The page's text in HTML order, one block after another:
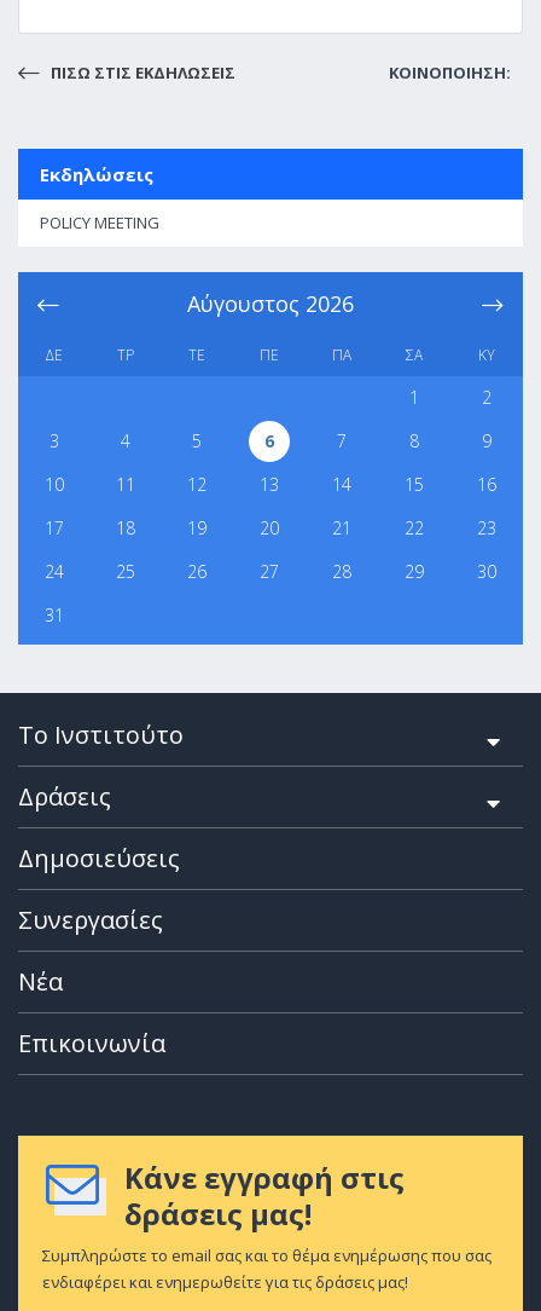
ΠΙΣΩ ΣΤΙΣ ΕΚΔΗΛΩΣΕΙΣ ΚΟΙΝΟΠΟΙΗΣΗ:
Εκδηλώσεις
POLICY MEETING
Αύγουστος 2026
ΔΕ ΤΡ ΤΕ ΠΕ ΠΑ ΣΑ ΚΥ
1
2
3
4 5 6 7 8
9
10
11 12 13 14 15
16
17
18 19 20 21 22
23
24
25 26 27 28 29
30
31
Το Ινστιτούτο
Δράσεις
Δημοσιεύσεις
Συνεργασίες
Νέα
Επικοινωνία
Κάνε εγγραφή στις
δράσεις μας!
Συμπληρώστε το email σας και το θέμα ενημέρωσης που σας
ενδιαφέρει και ενημερωθείτε για τις δράσεις μας!